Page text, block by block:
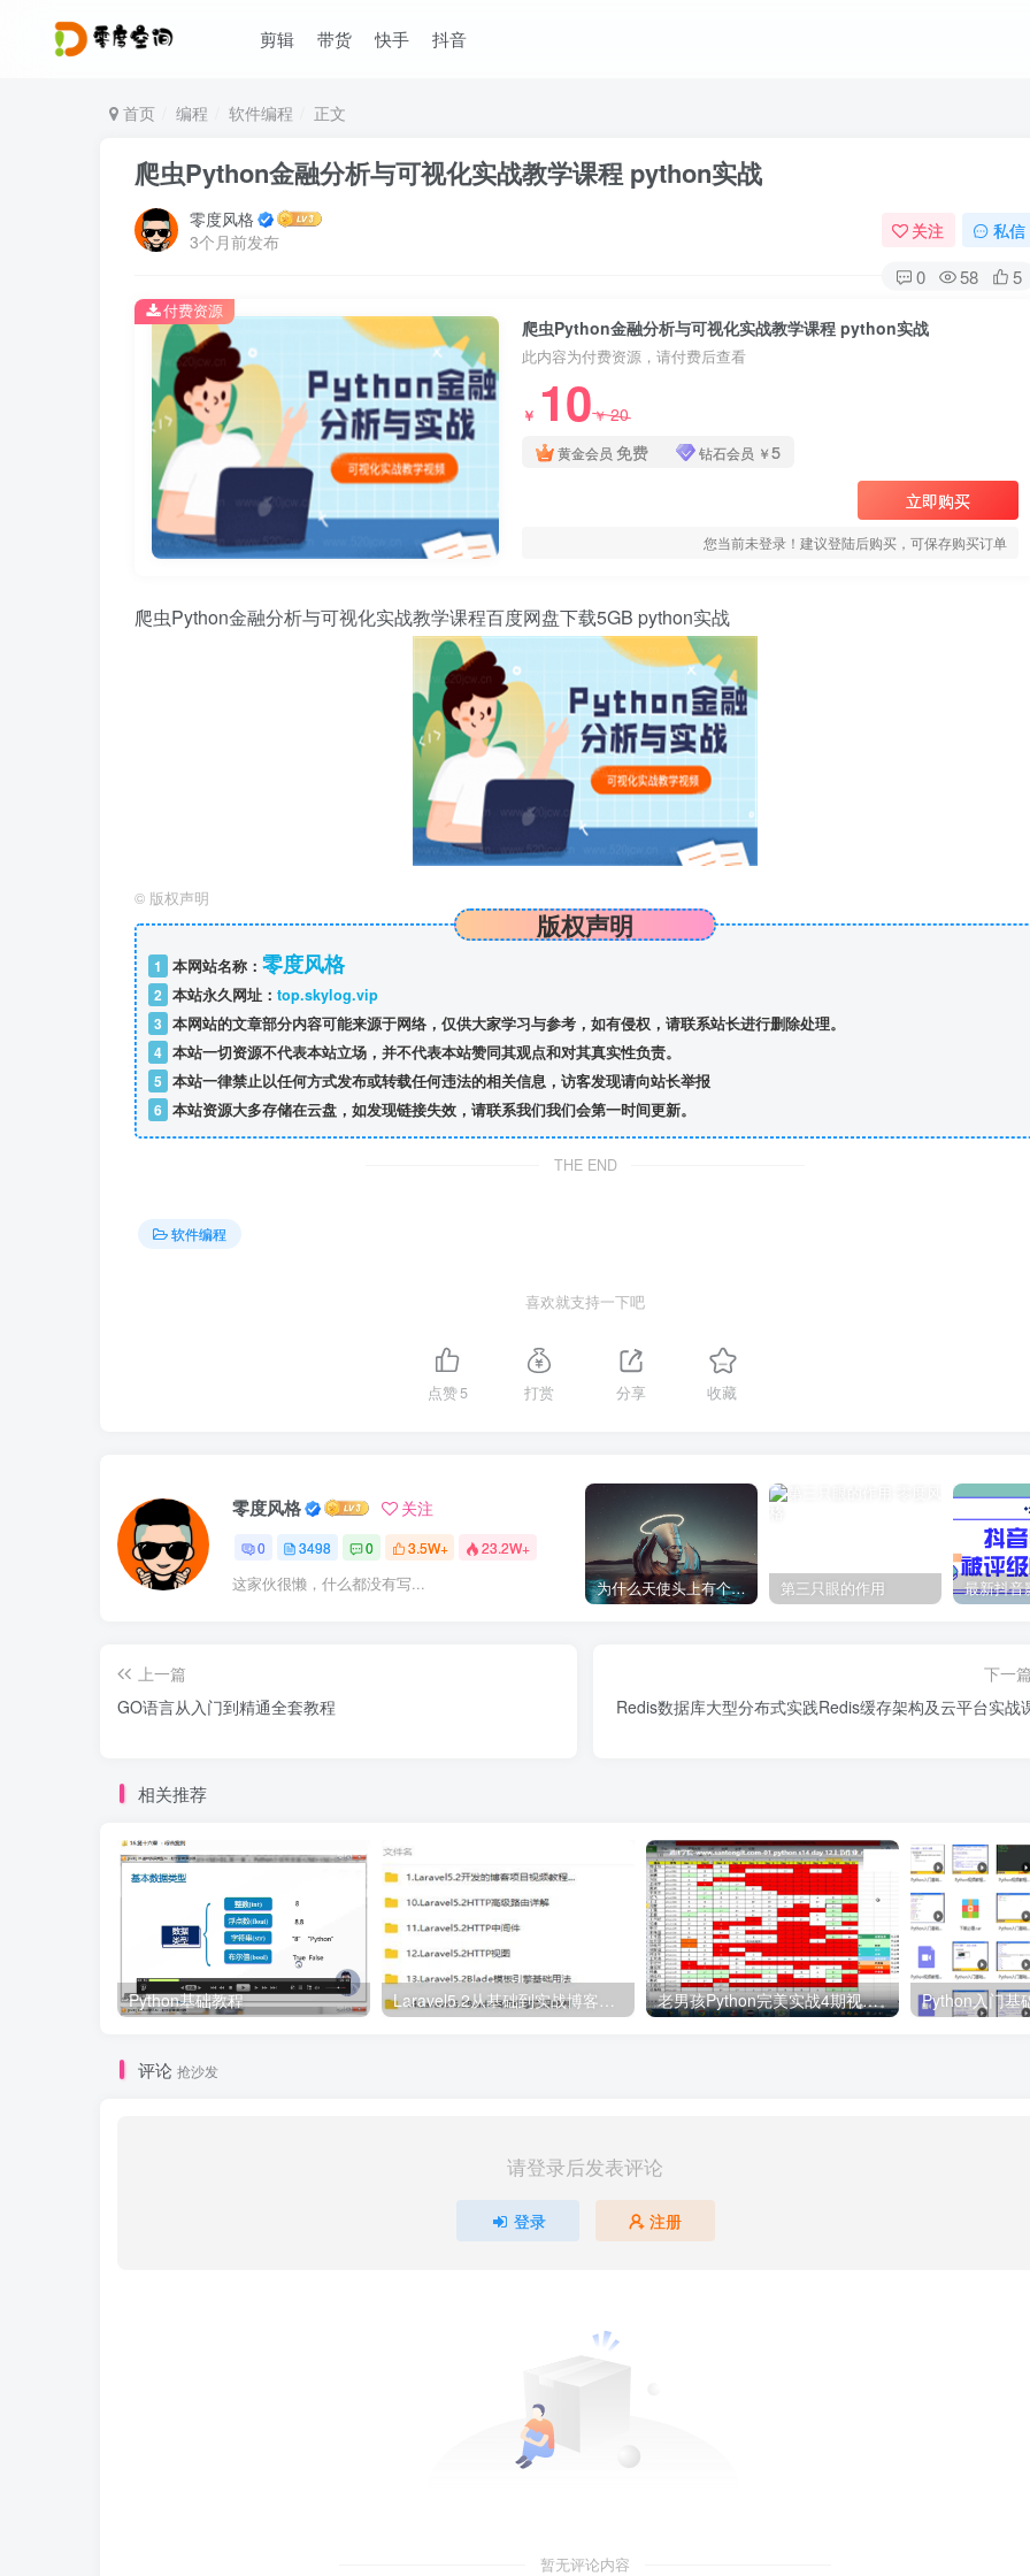
剪辑 带货 快手 抖音
首页 编程 软件编程 正文
爬虫Python金融分析与可视化实战教学课程 python实战
零度风格
3个月前发布
关注 私信
0 58 5
爬虫Python金融分析与可视化实战教学课程 python实战
此内容为付费资源，请付费后查看
￥ 10￥20
黄金会员 免费 钻石会员 ￥5
立即购买
您当前未登录！建议登陆后购买，可保存购买订单
付费资源
爬虫Python金融分析与可视化实战教学课程百度网盘下载5GB python实战
© 版权声明
版权声明
1 本网站名称： 零度风格
2 本站永久网址： top.skylog.vip
3 本网站的文章部分内容可能来源于网络，仅供大家学习与参考，如有侵权，请联系站长进行删除处理。
4 本站一切资源不代表本站立场，并不代表本站赞同其观点和对其真实性负责。
5 本站一律禁止以任何方式发布或转载任何违法的相关信息，访客发现请向站长举报
6 本站资源大多存储在云盘，如发现链接失效，请联系我们我们会第一时间更新。
THE END
软件编程
喜欢就支持一下吧
点赞5 打赏 分享 收藏
零度风格 关注
0 3498 0 3.5W+ 23.2W+
这家伙很懒，什么都没有写... 为什么天使头上有个圈？ 第三只眼的作用
上一篇
GO语言从入门到精通全套教程
下一
Redis数据库大型分布式实践Redis缓存架构及云平台实战
相关推荐
Python基础教程 Laravel5.2从基础到实战博客项目开发 老男孩Python完美实战4期视频教程 28周Python视频教程 Python入门基
评论 抢沙发
请登录后发表评论
登录 注册
暂无评论内容